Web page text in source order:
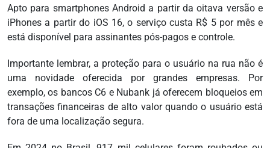
Apto para smartphones Android a partir da oitava versão e
iPhones a partir do iOS 16, o serviço custa R$ 5 por mês e
está disponível para assinantes pós-pagos e controle.
Importante lembrar, a proteção para o usuário na rua não é
uma novidade oferecida por grandes empresas. Por
exemplo, os bancos C6 e Nubank já oferecem bloqueios em
transações financeiras de alto valor quando o usuário está
fora de uma localização segura.